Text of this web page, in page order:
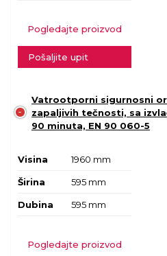
Pogledajte proizvod
Pošaljite upit
Vatrootporni sigurnosni
zapaljivih tečnosti, sa
90 minuta, EN 90 060-5
Visina 1960 mm
Širina 595 mm
Dubina 595 mm
Pogledajte proizvod